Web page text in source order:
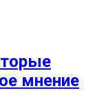
мнение